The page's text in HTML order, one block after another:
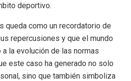
deportivo.
queda como un recordatorio de
repercusiones y que el mundo
la evolución de las normas
este caso ha generado no solo
sino que también simboliza